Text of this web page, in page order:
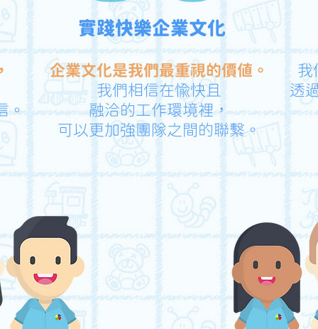
。
​實踐快樂企業文化
企業文化是我們最重視的價值。
我們相信在愉快且
融洽的工作環境裡，
可以更加強團隊之間的聯繫。
我
透